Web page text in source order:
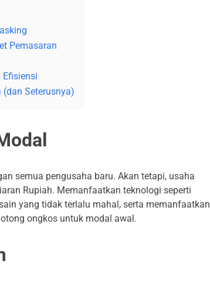
Pemasaran
Seterusnya)
semua pengusaha baru. Akan tetapi, usaha
Rupiah. Memanfaatkan teknologi seperti
yang tidak terlalu mahal, serta memanfaatkan
ongkos untuk modal awal.